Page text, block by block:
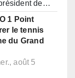
de…
1 Point
le tennis
du Grand
août 5